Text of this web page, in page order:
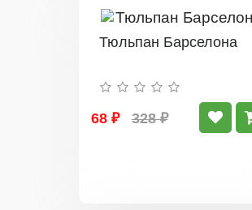
Тюльпан Барселона
68 ₽ 328 ₽